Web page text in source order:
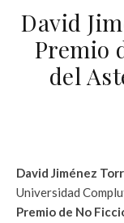
David
Premio
del
David Jiménez
Universidad
Premio de No